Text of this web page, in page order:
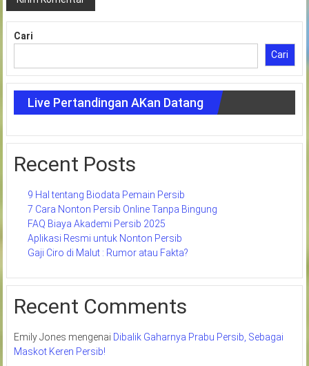
Cari
Cari
Live Pertandingan AKan Datang
Recent Posts
9 Hal tentang Biodata Pemain Persib
7 Cara Nonton Persib Online Tanpa Bingung
FAQ Biaya Akademi Persib 2025
Aplikasi Resmi untuk Nonton Persib
Gaji Ciro di Malut : Rumor atau Fakta?
Recent Comments
Emily Jones mengenai Dibalik Gaharnya Prabu Persib, Sebagai
Maskot Keren Persib!